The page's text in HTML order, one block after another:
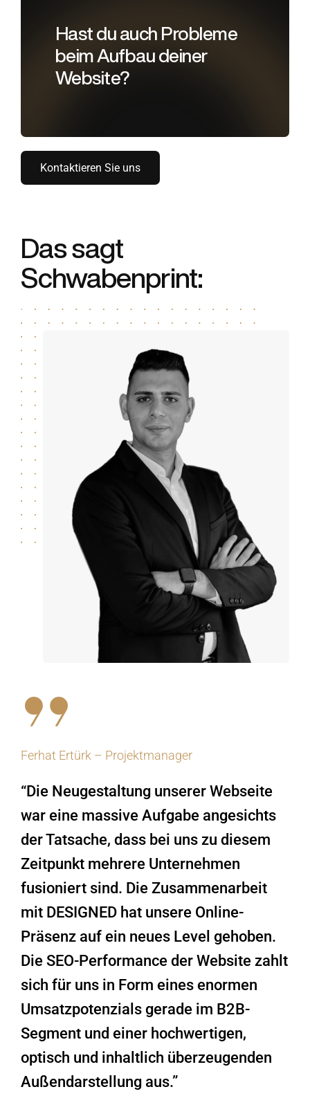
Hast du auch Probleme
beim Aufbau deiner
Website?
Kontaktieren Sie uns
Das sagt
Schwabenprint:
Ferhat Ertürk – Projektmanager
“Die Neugestaltung unserer Webseite
war eine massive Aufgabe angesichts
der Tatsache, dass bei uns zu diesem
Zeitpunkt mehrere Unternehmen
fusioniert sind. Die Zusammenarbeit
mit DESIGNED hat unsere Online-
Präsenz auf ein neues Level gehoben.
Die SEO-Performance der Website zahlt
sich für uns in Form eines enormen
Umsatzpotenzials gerade im B2B-
Segment und einer hochwertigen,
optisch und inhaltlich überzeugenden
Außendarstellung aus.”